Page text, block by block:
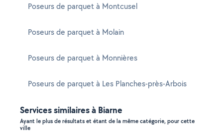
Poseurs de parquet à Montcusel
Poseurs de parquet à Molain
Poseurs de parquet à Monnières
Poseurs de parquet à Les Planches-près-Arbois
Services similaires à Biarne
Ayant le plus de résultats et étant de la même catégorie, pour cette
ville